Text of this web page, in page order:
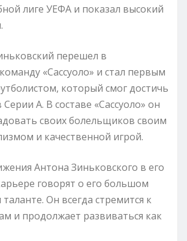
лиге УЕФА и показал высокий
перешел в
«Сассуоло» и стал первым
который смог достичь
А. В составе «Сассуоло» он
своих болельщиков своим
и качественной игрой.
Антона Зиньковского в его
говорят о его большом
Он всегда стремится к
и продолжает развиваться как